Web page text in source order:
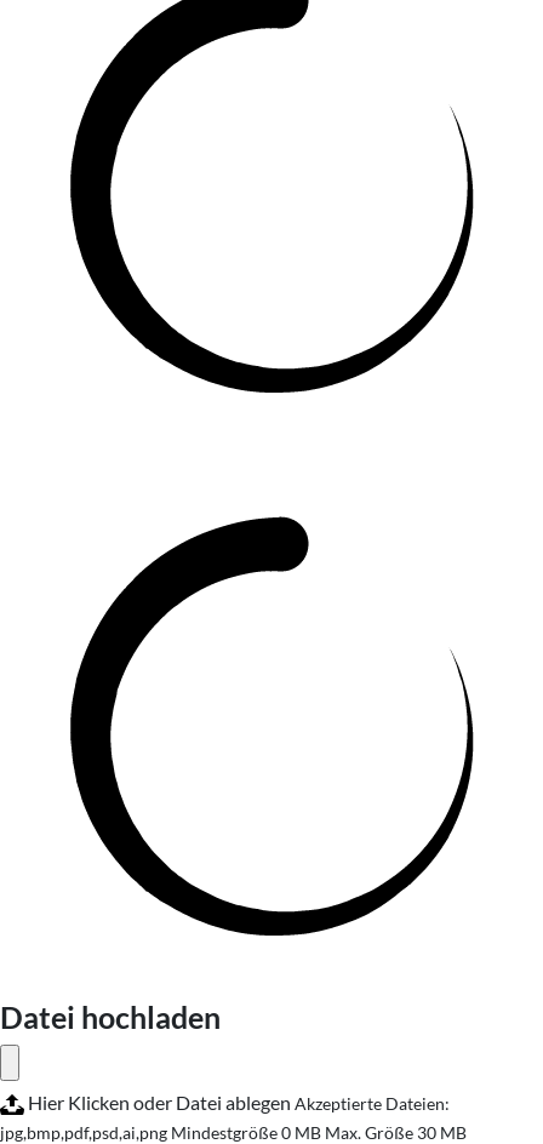
Datei hochladen
Hier Klicken oder Datei ablegen Akzeptierte Dateien:
jpg,bmp,pdf,psd,ai,png Mindestgröße 0 MB Max. Größe 30 MB